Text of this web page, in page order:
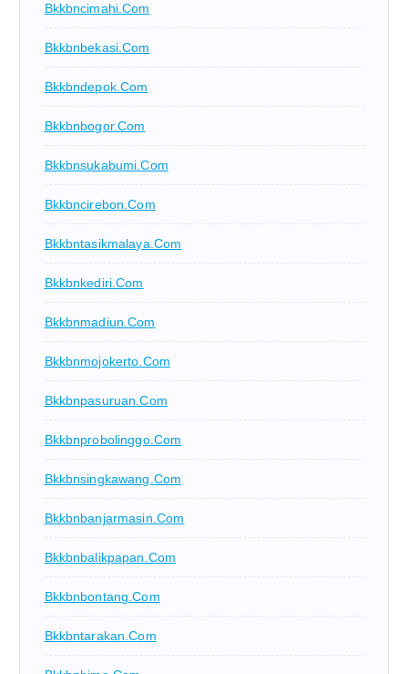
Bkkbncimahi.com
Bkkbnbekasi.com
Bkkbndepok.com
Bkkbnbogor.com
Bkkbnsukabumi.com
Bkkbncirebon.com
Bkkbntasikmalaya.com
Bkkbnkediri.com
Bkkbnmadiun.com
Bkkbnmojokerto.com
Bkkbnpasuruan.com
Bkkbnprobolinggo.com
Bkkbnsingkawang.com
Bkkbnbanjarmasin.com
Bkkbnbalikpapan.com
Bkkbnbontang.com
Bkkbntarakan.com